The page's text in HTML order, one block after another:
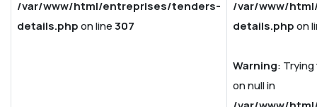
/var/www/html/entreprises/tenders-
details.phpon line307
/var/www/
details.phpon
Warning:
on null in